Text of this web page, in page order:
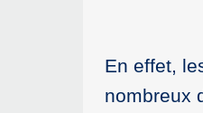
En effet,
nombreux